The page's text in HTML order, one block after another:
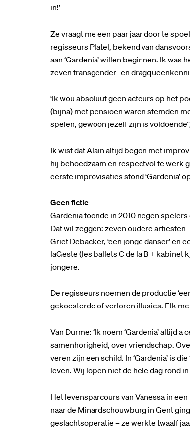
in!’
Ze vraagt me een paar jaar door te
regisseurs Platel, bekend van
aan ‘Gardenia’ willen beginnen. Ik was
zeven transgender- en
‘Ik wou absoluut geen acteurs op het
(bijna) met pensioen waren stemden
spelen, gewoon jezelf zijn is
Ik wist dat Alain altijd begon met
hij behoedzaam en respectvol te werk
eerste improvisaties stond ‘Gardenia’
Geen fictie
Gardenia toonde in 2010 negen
Dat wil zeggen: zeven oudere
Griet Debacker, ‘een jonge danser’ en
laGeste (les ballets C de la B + kabinet
jongere.
De regisseurs noemen de productie
gekoesterde of verloren illusies. Elk
Van Durme: ‘Ik noem ‘Gardenia’ altijd
samenhorigheid, over vriendschap.
veren zijn een schild. In ‘Gardenia’ is
leven. Wij lopen niet de hele dag rond
Het levensparcours van Vanessa in
naar de Minardschouwburg in Gent
geslachtsoperatie – ze werkte twaalf